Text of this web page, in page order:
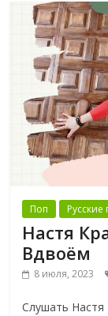
Поп Русские
Настя
Вдвоём
8 июля, 2023
Слушать